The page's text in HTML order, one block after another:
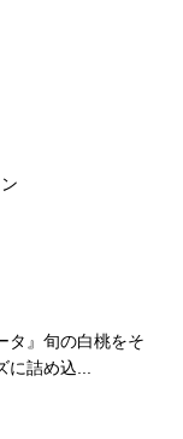
タ』旬の白桃をそ
詰め込...